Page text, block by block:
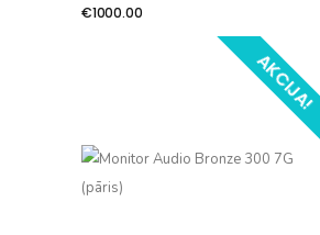
€1000.00
AKCIJA!